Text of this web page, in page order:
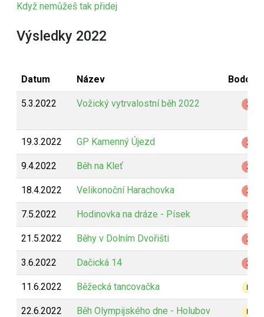
Když nemůžeš tak přidej
Výsledky 2022
Datum Název
5.3.2022 Vožický vytrvalostní běh 2022 Z
19.3.2022 GP Kamenný Újezd Z
9.4.2022 Běh na Kleť Z
18.4.2022 Velikonoční Harachovka Z
7.5.2022 Hodinovka na dráze - Písek Z
21.5.2022 Běhy v Dolním Dvořišti Z
3.6.2022 Dačická 14 Z
11.6.2022 Běžecká tancovačka
22.6.2022 Běh Olympijského dne - Holubov